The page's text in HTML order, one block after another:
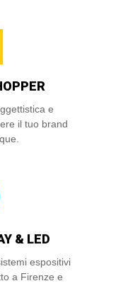
e
il tuo brand
& LED
espositivi
a Firenze e